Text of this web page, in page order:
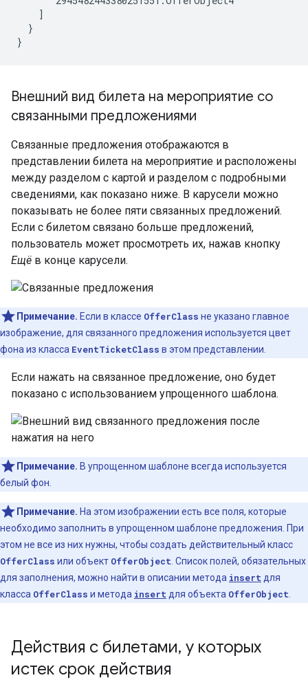
    ]
  }
}
Внешний вид билета на мероприятие со
связанными предложениями
Связанные предложения отображаются в
представлении билета на мероприятие и расположены
между разделом с картой и разделом с подробными
сведениями, как показано ниже. В карусели можно
показывать не более пяти связанных предложений.
Если с билетом связано больше предложений,
пользователь может просмотреть их, нажав кнопку
Ещё в конце карусели.
Примечание. Если в классе OfferClass не указано главное
изображение, для связанного предложения используется цвет
фона из класса EventTicketClass в этом представлении.
Если нажать на связанное предложение, оно будет
показано с использованием упрощенного шаблона.
Примечание. В упрощенном шаблоне всегда используется
белый фон.
Примечание. На этом изображении есть все поля, которые
необходимо заполнить в упрощенном шаблоне предложения. При
этом не все из них нужны, чтобы создать действительный класс
OfferClass или объект OfferObject . Список полей, обязательных
для заполнения, можно найти в описании метода insert для
класса OfferClass и метода insert для объекта OfferObject
Действия с билетами, у которых
истек срок действия